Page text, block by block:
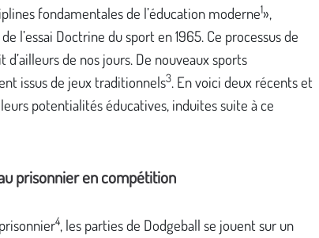
fondamentales de l’éducation moderne1»,
l’essai Doctrine du sport en 1965. Ce processus de
d’ailleurs de nos jours. De nouveaux sports
issus de jeux traditionnels3. En voici deux récents et
potentialités éducatives, induites suite à ce
prisonnier en compétition
4, les parties de Dodgeball se jouent sur un